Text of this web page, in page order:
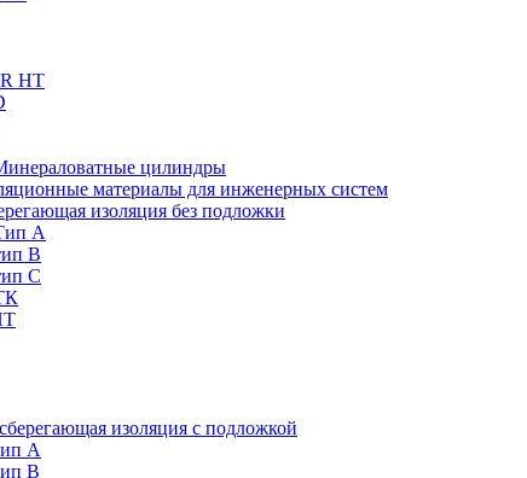
HT
цилиндры
материалы для инженерных систем
изоляция без подложки
А
В
C
изоляция с подложкой
А
B